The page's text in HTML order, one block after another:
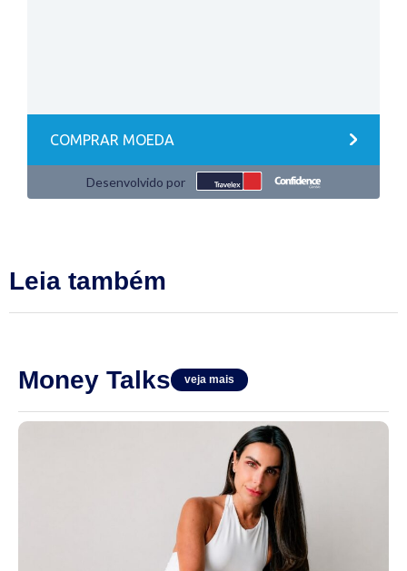
Leia também
Money Talks veja mais